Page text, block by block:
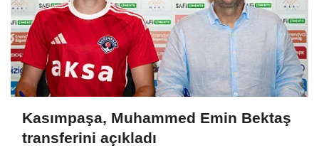
Kasımpaşa, Muhammed Emin Bektaş
transferini açıkladı